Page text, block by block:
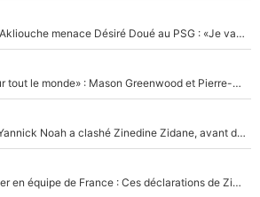
Le transfert de Maghnes Akliouche menace Désiré Doué au PSG : «Je valide à 200%»
«La porte est ouverte pour tout le monde» : Mason Greenwood et Pierre-Emerick Aubameyang ont quitté l'OM, Amine Gouiri balance sur la suite du mercato et sur la réaction du vestiaire !
«Ça pue du c*l» : Quand Yannick Noah a clashé Zinedine Zidane, avant de se faire recadrer par le nouveau sélectionneur de l'équipe de France !
Michael Olise va se régaler en équipe de France : Ces déclarations de Zinedine Zidane qui prouvent qu'il va tout miser sur la star du Bayern Munich !